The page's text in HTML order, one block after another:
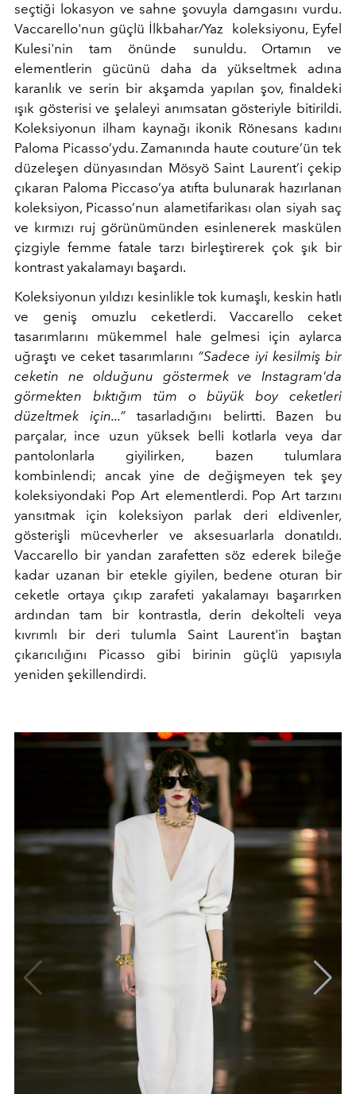
seçtiği lokasyon ve sahne şovuyla damgasını vurdu.
Vaccarello'nun güçlü İlkbahar/Yaz koleksiyonu, Eyfel
Kulesi'nin tam önünde sunuldu. Ortamın ve
elementlerin gücünü daha da yükseltmek adına
karanlık ve serin bir akşamda yapılan şov, finaldeki
ışık gösterisi ve şelaleyi anımsatan gösteriyle bitirildi.
Koleksiyonun ilham kaynağı ikonik Rönesans kadını
Paloma Picasso’ydu. Zamanında haute couture’ün tek
düzeleşen dünyasından Mösyö Saint Laurent’i çekip
çıkaran Paloma Piccaso’ya atıfta bulunarak hazırlanan
koleksiyon, Picasso’nun alametifarikası olan siyah saç
ve kırmızı ruj görünümünden esinlenerek maskülen
çizgiyle femme fatale tarzı birleştirerek çok şık bir
kontrast yakalamayı başardı.
Koleksiyonun yıldızı kesinlikle tok kumaşlı, keskin hatlı
ve geniş omuzlu ceketlerdi. Vaccarello ceket
tasarımlarını mükemmel hale gelmesi için aylarca
uğraştı ve ceket tasarımlarını “Sadece iyi kesilmiş bir
ceketin ne olduğunu göstermek ve Instagram'da
görmekten bıktığım tüm o büyük boy ceketleri
düzeltmek için...” tasarladığını belirtti. Bazen bu
parçalar, ince uzun yüksek belli kotlarla veya dar
pantolonlarla giyilirken, bazen tulumlara
kombinlendi; ancak yine de değişmeyen tek şey
koleksiyondaki Pop Art elementlerdi. Pop Art tarzını
yansıtmak için koleksiyon parlak deri eldivenler,
gösterişli mücevherler ve aksesuarlarla donatıldı.
Vaccarello bir yandan zarafetten söz ederek bileğe
kadar uzanan bir etekle giyilen, bedene oturan bir
ceketle ortaya çıkıp zarafeti yakalamayı başarırken
ardından tam bir kontrastla, derin dekolteli veya
kıvrımlı bir deri tulumla Saint Laurent'in baştan
çıkarıcılığını Picasso gibi birinin güçlü yapısıyla
yeniden şekillendirdi.